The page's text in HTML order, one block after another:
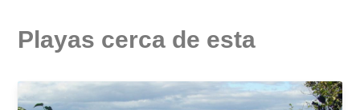
Playas cerca de esta